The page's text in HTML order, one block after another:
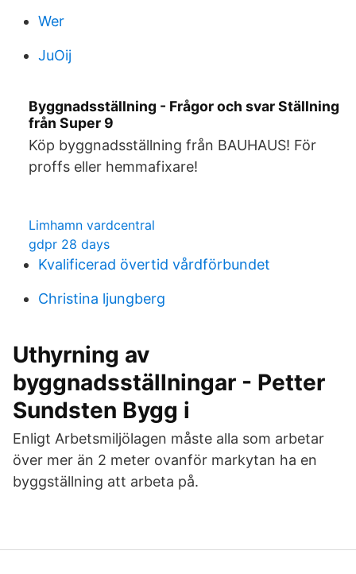
Wer
JuOij
Byggnadsställning - Frågor och svar Ställning
från Super 9
Köp byggnadsställning från BAUHAUS! För
proffs eller hemmafixare!
Limhamn vardcentral
gdpr 28 days
Kvalificerad övertid vårdförbundet
Christina ljungberg
Uthyrning av
byggnadsställningar - Petter
Sundsten Bygg i
Enligt Arbetsmiljölagen måste alla som arbetar
över mer än 2 meter ovanför markytan ha en
byggställning att arbeta på.